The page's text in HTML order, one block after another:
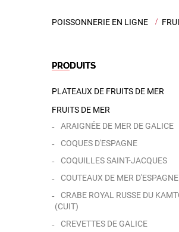
POISSONNERIE EN LIGNE >
PRODUITS
PLATEAUX DE FRUITS DE MER
FRUITS DE MER
ARAIGNÉE DE MER DE GALICE
COQUES D'ESPAGNE
COQUILLES SAINT-JACQUES
COUTEAUX DE MER D'ESPAGNE
CRABE ROYAL RUSSE DU
(CUIT)
CREVETTES DE GALICE